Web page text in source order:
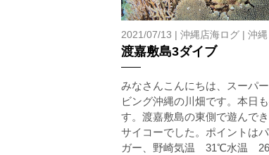
2021/07/13 | 沖縄店海ログ | 沖縄
渡嘉敷島3ダイブ
みなさんこんにちは、スーパ
ビング沖縄の川畑です。本日
す。渡嘉敷島の東側で遊んで
サイコーでした。ポイントは
ガー、野崎気温 31℃水温